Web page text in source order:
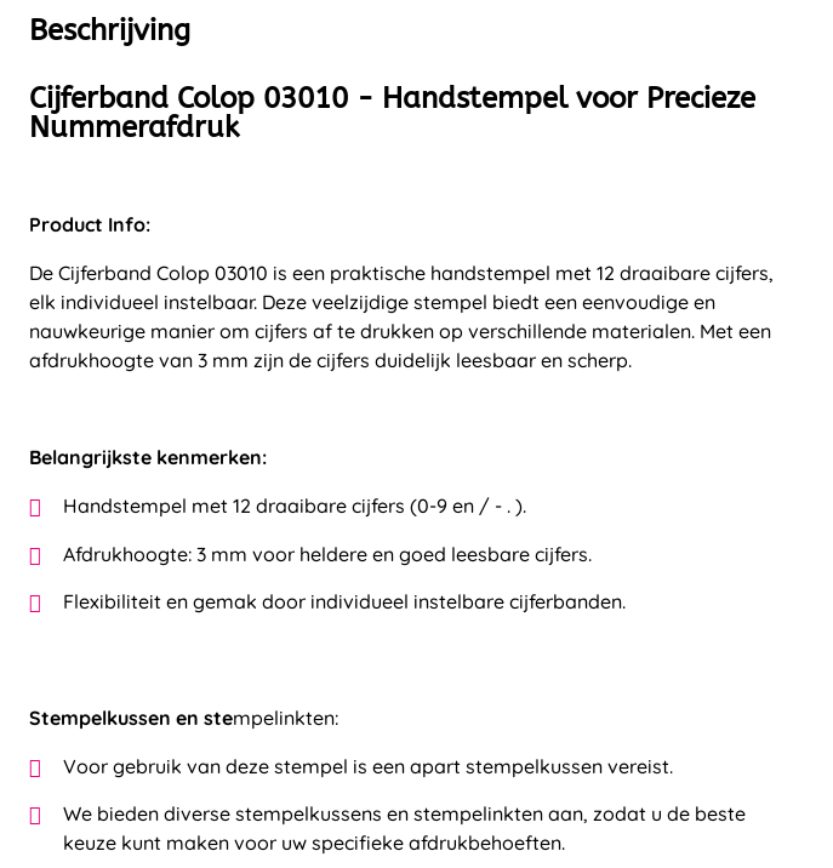
Beschrijving
Cijferband Colop 03010 - Handstempel voor Precieze
Nummerafdruk
Product Info:
De Cijferband Colop 03010 is een praktische handstempel met 12 draaibare cijfers,
elk individueel instelbaar. Deze veelzijdige stempel biedt een eenvoudige en
nauwkeurige manier om cijfers af te drukken op verschillende materialen. Met een
afdrukhoogte van 3 mm zijn de cijfers duidelijk leesbaar en scherp.
Belangrijkste kenmerken:
Handstempel met 12 draaibare cijfers (0-9 en / - . ).
Afdrukhoogte: 3 mm voor heldere en goed leesbare cijfers.
Flexibiliteit en gemak door individueel instelbare cijferbanden.
Stempelkussen en stempelinkten:
Voor gebruik van deze stempel is een apart stempelkussen vereist.
We bieden diverse stempelkussens en stempelinkten aan, zodat u de beste
keuze kunt maken voor uw specifieke afdrukbehoeften.